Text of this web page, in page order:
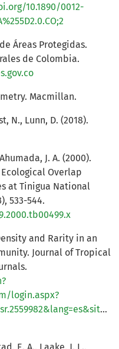
10.1890/0012-
Áreas Protegidas.
de Colombia.
Macmillan.
N., Lunn, D. (2018).
J. A. (2000).
Overlap
at Tinigua National
533-544.
and Rarity in an
Journal of Tropical
login.aspx?
E. A., Laake, J. L.,